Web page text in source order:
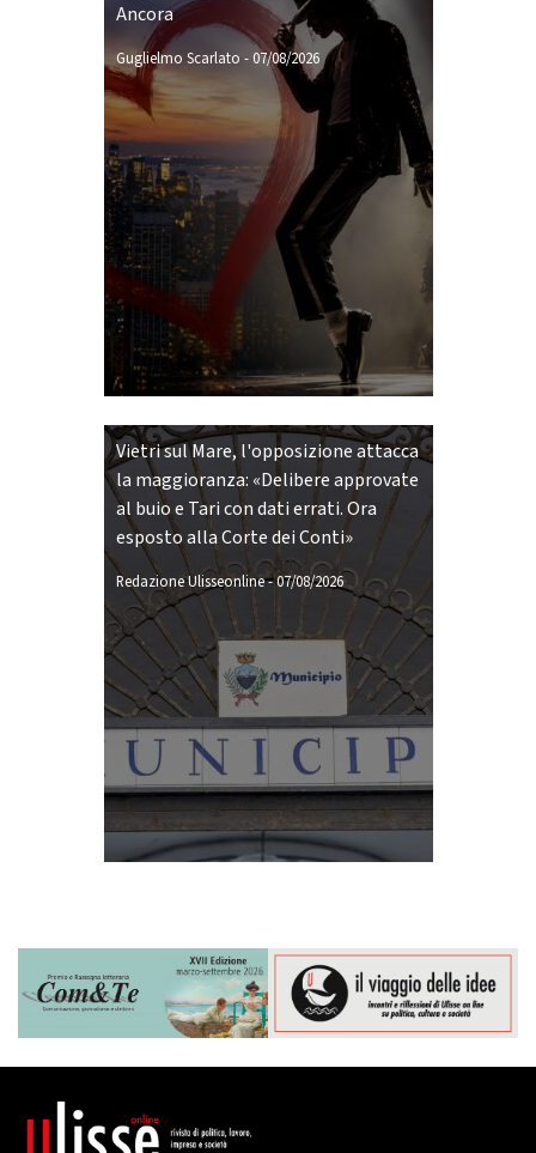
Ancora
Guglielmo Scarlato -07/08/2026
Vietri sul Mare, l'opposizione attacca
la maggioranza: «Delibere approvate
al buio e Tari con dati errati. Ora
esposto alla Corte dei Conti»
Redazione Ulisseonline-07/08/2026